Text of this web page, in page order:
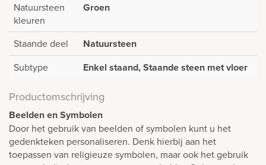
Natuursteen
kleuren
Groen
Staande deel Natuursteen
Subtype Enkel staand, Staande steen met vloer
Productomschrijving
Beelden en Symbolen
Door het gebruik van beelden of symbolen kunt u het
gedenkteken personaliseren. Denk hierbij aan het
toepassen van religieuze symbolen, maar ook het gebruik